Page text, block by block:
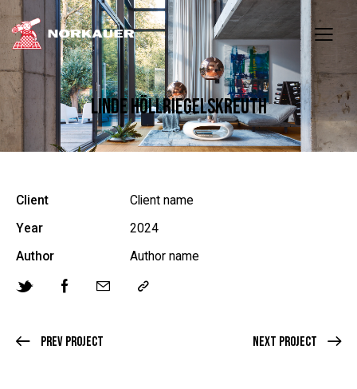
LINDE HÖLLRIEGELSKREUTH
Client
Client name
Year
2024
Author
Author name
Prev Project Next Project